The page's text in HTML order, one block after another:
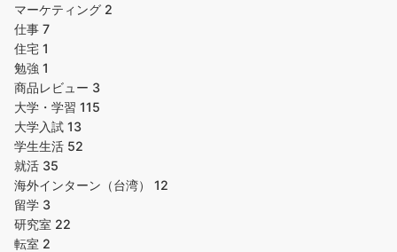
マーケティング 2
仕事 7
住宅 1
勉強 1
商品レビュー 3
大学・学習 115
大学入試 13
学生生活 52
就活 35
海外インターン（台湾） 12
留学 3
研究室 22
転室 2